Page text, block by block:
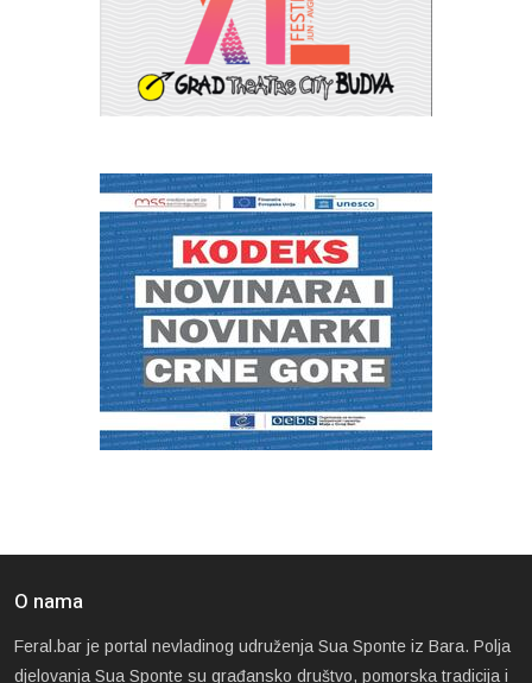
O nama
Feral.bar je portal nevladinog udruženja Sua Sponte iz Bara. Polja
djelovanja Sua Sponte su građansko društvo, pomorska tradicija i